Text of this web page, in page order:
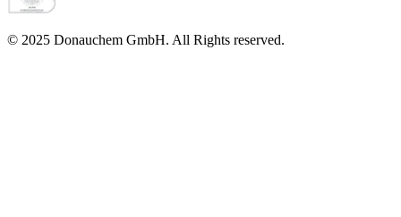
© 2025 Donauchem GmbH. All Rights reserved.